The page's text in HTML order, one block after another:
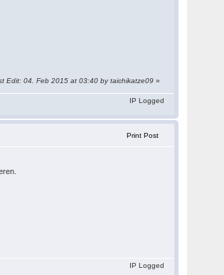
Edit: 04. Feb 2015 at 03:40 by taichikatze09 »
IP Logged
Print Post
IP Logged